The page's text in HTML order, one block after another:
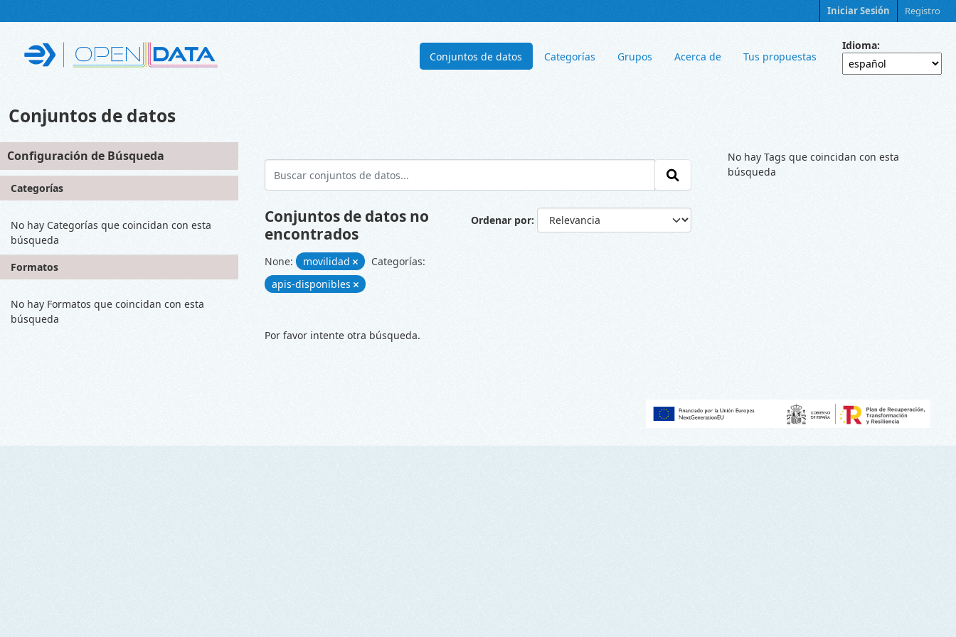
Iniciar Sesión Registro
Conjuntos de datos Categorías Grupos Acerca de Tus propuestas
Idioma
Conjuntos de datos
Configuración de Búsqueda
Categorías
No hay Categorías que coincidan con esta
búsqueda
Formatos
No hay Formatos que coincidan con esta
búsqueda
Ordenar por
Conjuntos de datos no
encontrados
None: movilidad
Categorías:
apis-disponibles
Por favor intente otra búsqueda.
No hay Tags que coincidan con esta
búsqueda